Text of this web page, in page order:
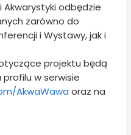
Akwarystyki odbędzie
zarówno do
i Wystawy, jak i
projektu będą
profilu w serwisie
AkwaWawa oraz na